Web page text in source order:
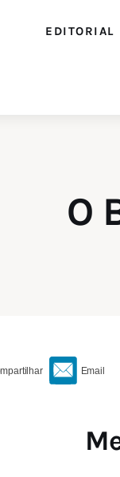
EDITORIAL
O